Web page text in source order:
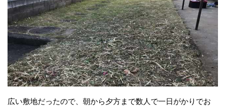
広い敷地だったので、朝から夕方まで数人で一日がかりでお